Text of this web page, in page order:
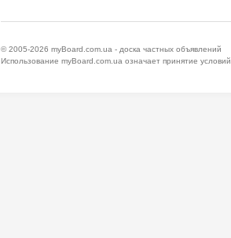
© 2005-2026 myBoard.com.ua - доска частных объявлений
Использование myBoard.com.ua означает принятие условий